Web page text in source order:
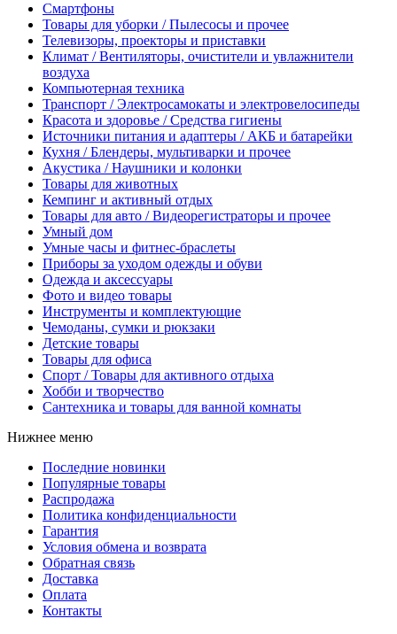
Смартфоны
Товары для уборки / Пылесосы и прочее
Телевизоры, проекторы и приставки
Климат / Вентиляторы, очистители и увлажнители
воздуха
Компьютерная техника
Транспорт / Электросамокаты и электровелосипеды
Красота и здоровье / Средства гигиены
Источники питания и адаптеры / АКБ и батарейки
Кухня / Блендеры, мультиварки и прочее
Акустика / Наушники и колонки
Товары для животных
Кемпинг и активный отдых
Товары для авто / Видеорегистраторы и прочее
Умный дом
Умные часы и фитнес-браслеты
Приборы за уходом одежды и обуви
Одежда и аксессуары
Фото и видео товары
Инструменты и комплектующие
Чемоданы, сумки и рюкзаки
Детские товары
Товары для офиса
Спорт / Товары для активного отдыха
Хобби и творчество
Сантехника и товары для ванной комнаты
Нижнее меню
Последние новинки
Популярные товары
Распродажа
Политика конфиденциальности
Гарантия
Условия обмена и возврата
Обратная связь
Доставка
Оплата
Контакты